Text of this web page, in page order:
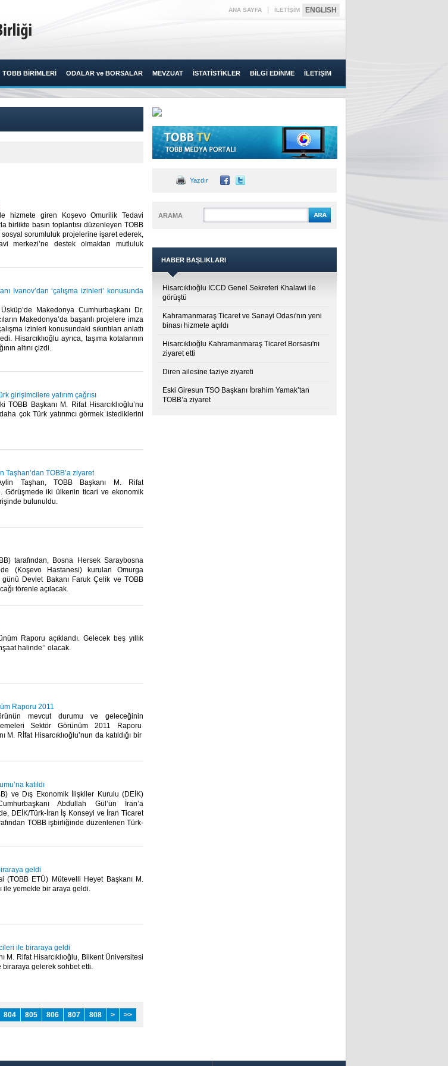
ANA SAYFA İLETİŞİM ENGLISH
TOBB BİRİMLERİ ODALAR ve BORSALAR MEVZUAT İSTATİSTİKLER BİLGİ EDİNME İLETİŞİM
hizmete giren Koşevo Omurilik Tedavi
birlikte basın toplantısı düzenleyen TOBB
sosyal sorumluluk projelerine işaret ederek,
merkezi’ne destek olmaktan mutluluk
Ivanov’dan ‘çalışma izinleri’ konusunda
Makedonya Cumhurbaşkanı Dr.
Makedonya’da başarılı projelere imza
izinleri konusundaki sıkıntıları anlattı
Hisarcıklıoğlu ayrıca, taşıma kotalarının
altını çizdi.
girişimcilere yatırım çağrısı
Başkanı M. Rifat Hisarcıklıoğlu’nu
çok Türk yatırımcı görmek istediklerini
TOBB’a ziyaret
Taşhan, TOBB Başkanı M. Rifat
Görüşmede iki ülkenin ticari ve ekonomik
bulunuldu.​
tarafından, Bosna Hersek Saraybosna
(Koşevo Hastanesi) kurulan Omurga
Devlet Bakanı Faruk Çelik ve TOBB
törenle açılacak.
Raporu açıklandı. Gelecek beş yıllık
halinde’’ olacak.​
Raporu 2011
mevcut durumu ve geleceğinin
Sektör Görünüm 2011 Raporu
Rİfat Hisarcıklıoğlu’nun da katıldığı bir
katıldı
ve Dış Ekonomik İlişkiler Kurulu (DEİK)
Abdullah Gül’ün İran’a
DEİK/Türk-İran İş Konseyi ve İran Ticaret
TOBB işbirliğinde düzenlenen Türk-
geldi
(TOBB ETÜ) Mütevelli Heyet Başkanı M.
ile yemekte bir araya geldi.
ile biraraya geldi
M. Rifat Hisarcıklıoğlu, Bilkent Üniversitesi
gelerek sohbet etti.
804 805 806 807 808 > >>
Yazdır
ARAMA
HABER BAŞLIKLARI
Hisarcıklıoğlu ICCD Genel Sekreteri Khalawi ile
görüştü
Kahramanmaraş Ticaret ve Sanayi Odası'nın yeni
binası hizmete açıldı
Hisarcıklıoğlu Kahramanmaraş Ticaret Borsası'nı
ziyaret etti
Diren ailesine taziye ziyareti
Eski Giresun TSO Başkanı İbrahim Yamak’tan
TOBB’a ziyaret